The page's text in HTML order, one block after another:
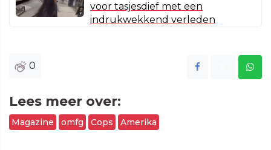
voor tasjesdief met een
indrukwekkend verleden
0
Lees meer over:
Magazine omfg Cops Amerika